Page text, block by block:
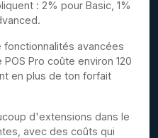
: 2% pour Basic, 1%
fonctionnalités avancées
Pro coûte environ 120
en plus de ton forfait
d'extensions dans le
avec des coûts qui